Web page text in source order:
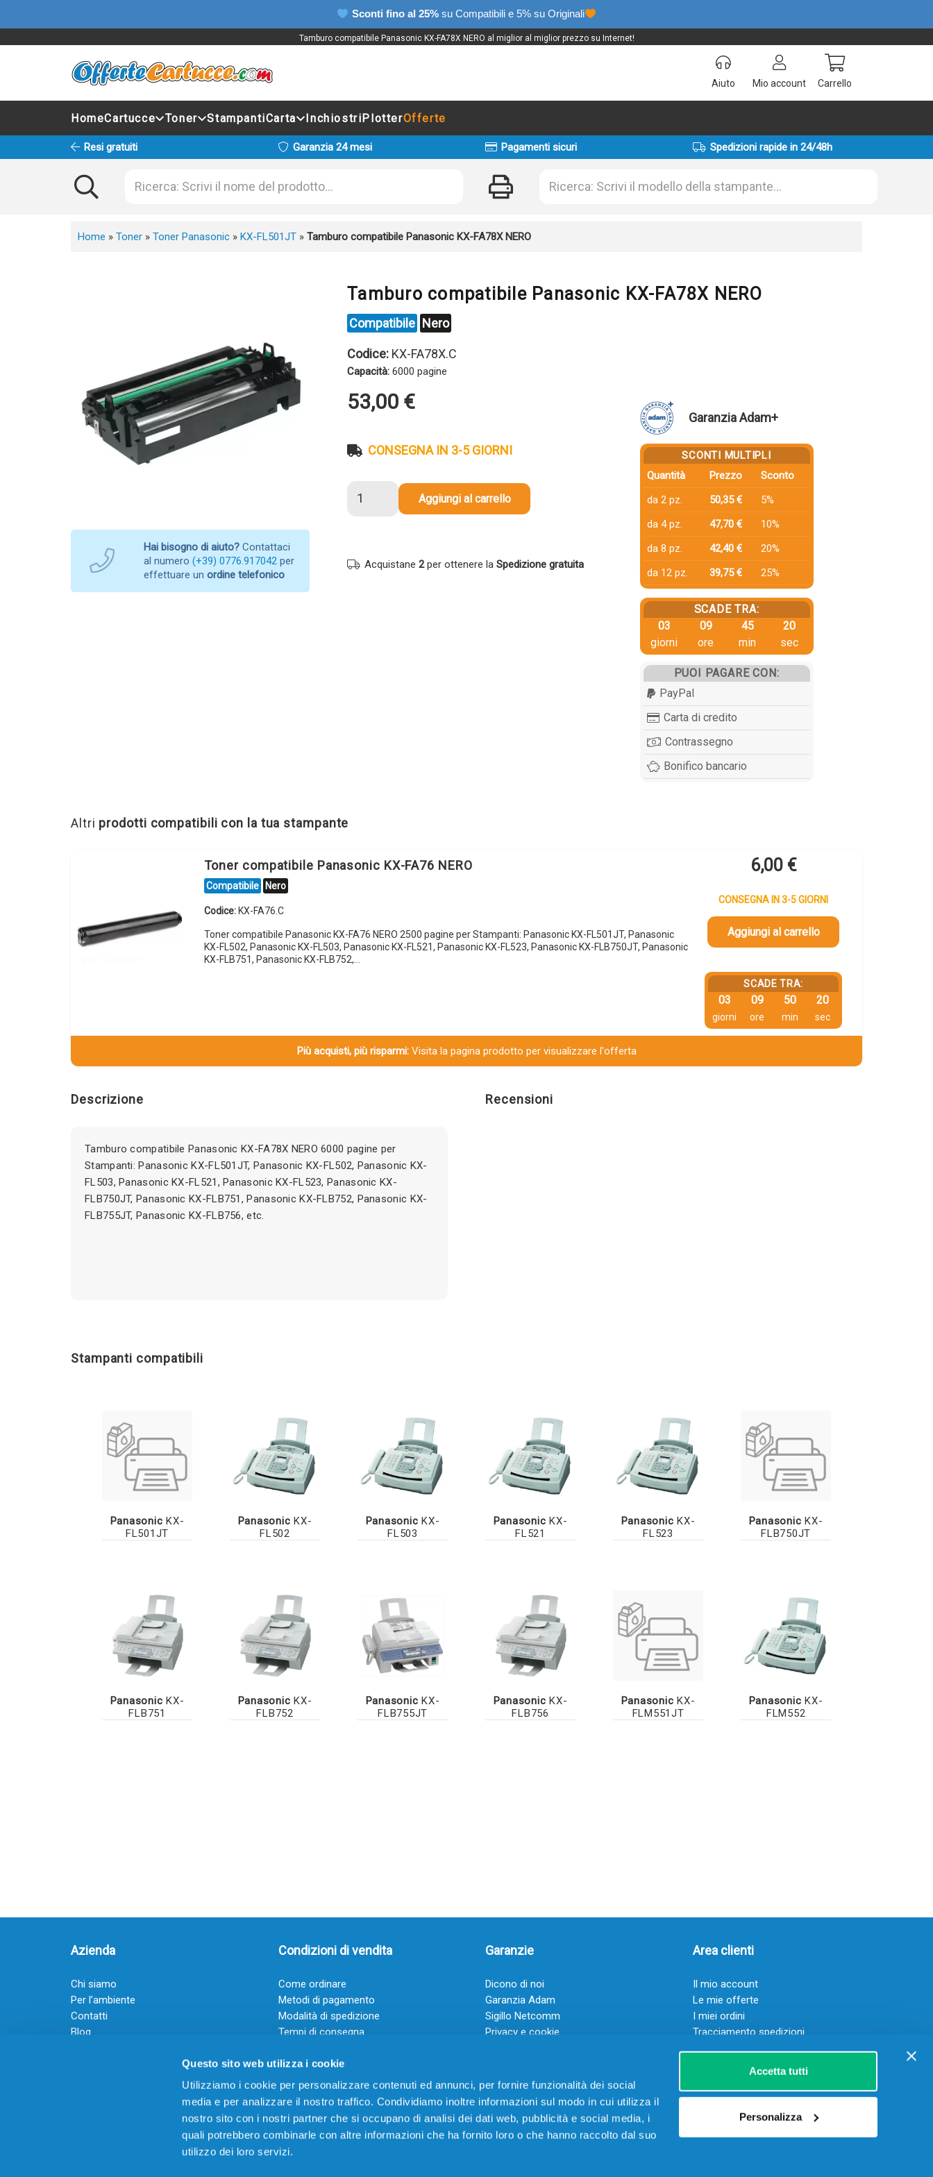
Questo sito web utilizza i cookie
Utilizziamo i cookie per personalizzare contenuti ed annunci, per fornire funzionalità dei social
media e per analizzare il nostro traffico. Condividiamo inoltre informazioni sul modo in cui utilizza il
nostro sito con i nostri partner che si occupano di analisi dei dati web, pubblicità e social media, i
quali potrebbero combinarle con altre informazioni che ha fornito loro o che hanno raccolto dal suo
utilizzo dei loro servizi.
Accetta tutti
Personalizza
Sconti fino al 25% su Compatibili e 5% su Originali
Tamburo compatibile Panasonic KX-FA78X NERO al miglior al miglior prezzo su Internet!
Aiuto Mio account Carrello
HomeCartucce Toner StampantiCarta InchiostriPlotterOfferte
Resi gratuiti Garanzia 24 mesi Pagamenti sicuri Spedizioni rapide in 24/48h
Home » Toner » Toner Panasonic » KX-FL501JT » Tamburo compatibile Panasonic KX-FA78X NERO
Hai bisogno di aiuto? Contattaci
al numero (+39) 0776.917042 per
effettuare un ordine telefonico
Tamburo compatibile Panasonic KX-FA78X NERO
Compatibile Nero
Codice: KX-FA78X.C
Capacità: 6000 pagine
53,00 €
CONSEGNA IN 3-5 GIORNI
compatibile
NERO
Aggiungi al carrello
Acquistane 2per ottenere la Spedizione gratuita
Garanzia Adam+
SCONTI MULTIPLI
Quantità
Prezzo
Sconto
da 2 pz.
50,35 €
5%
da 4 pz.
47,70 €
10%
da 8 pz.
42,40 €
20%
da 12 pz.
39,75 € 25%
SCADE TRA:
03
giorni
09
ore
45
min
20
sec
PUOI PAGARE CON:
PayPal
Carta di credito
Contrassegno
Bonifico bancario
Altri prodotti compatibili con la tua stampante
Toner compatibile Panasonic KX-FA76 NERO
Compatibile Nero
Codice: KX-FA76.C
Toner compatibile Panasonic KX-FA76 NERO 2500 pagine per Stampanti: Panasonic KX-FL501JT, Panasonic
KX-FL502, Panasonic KX-FL503, Panasonic KX-FL521, Panasonic KX-FL523, Panasonic KX-FLB750JT, Panasonic
KX-FLB751, Panasonic KX-FLB752,…
6,00 €
CONSEGNA IN 3-5 GIORNI
Aggiungi al carrello
SCADE TRA:
03
giorni
09
ore
50
min
20
sec
Più acquisti, più risparmi:Visita la pagina prodotto per visualizzare l'offerta
Descrizione
Tamburo compatibile Panasonic KX-FA78X NERO 6000 pagine per
Stampanti: Panasonic KX-FL501JT, Panasonic KX-FL502, Panasonic KX-
FL503, Panasonic KX-FL521, Panasonic KX-FL523, Panasonic KX-
FLB750JT, Panasonic KX-FLB751, Panasonic KX-FLB752, Panasonic KX-
FLB755JT, Panasonic KX-FLB756, etc.
Recensioni
Stampanti compatibili
Panasonic KX-
FL501JT
Panasonic KX-
FL502
Panasonic KX-
FL503
Panasonic KX-
FL521
Panasonic KX-
FL523
Panasonic KX-
FLB750JT
Panasonic KX-
FLB751
Panasonic KX-
FLB752
Panasonic KX-
FLB755JT
Panasonic KX-
FLB756
Panasonic KX-
FLM551JT
Panasonic KX-
FLM552
Azienda
Chi siamo
Per l’ambiente
Contatti
Blog
Guadagna con il Dropship
Condizioni di vendita
Come ordinare
Metodi di pagamento
Modalità di spedizione
Tempi di consegna
Garanzie
Dicono di noi
Garanzia Adam
Sigillo Netcomm
Privacy e cookie
Area clienti
Il mio account
Le mie offerte
I miei ordini
Tracciamento spedizioni
Resi
Servizio clienti